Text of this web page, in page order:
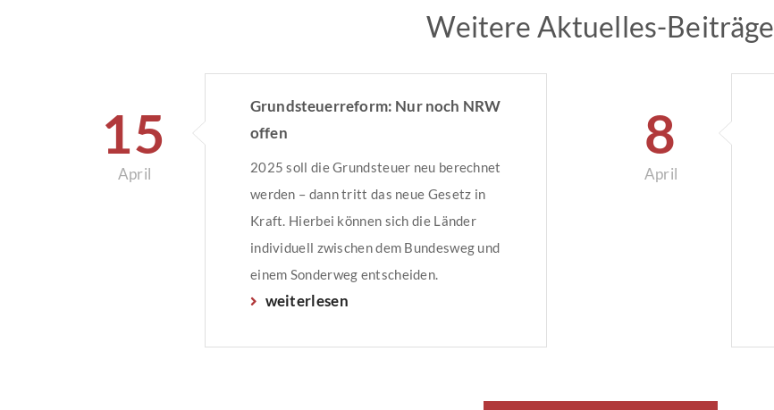
Weitere Aktuelles-Beiträge
15
April
Grundsteuerreform: Nur noch NRW
offen
2025 soll die Grundsteuer neu berechnet
werden – dann tritt das neue Gesetz in
Kraft. Hierbei können sich die Länder
individuell zwischen dem Bundesweg und
einem Sonderweg entscheiden.
Bundesländer, die den Sonderweg gehen
weiterlesen
8
April